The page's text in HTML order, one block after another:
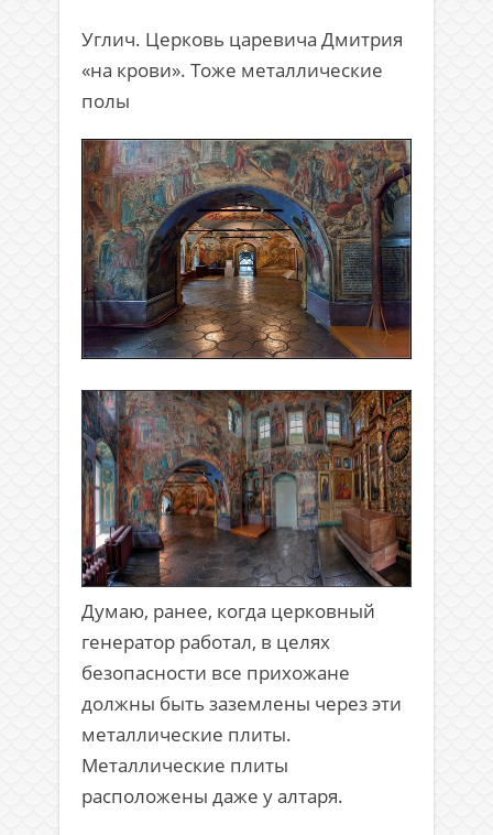
Углич. Церковь царевича Дмитрия
«на крови». Тоже металлические
полы
Думаю, ранее, когда церковный
генератор работал, в целях
безопасности все прихожане
должны быть заземлены через эти
металлические плиты.
Металлические плиты
расположены даже у алтаря.